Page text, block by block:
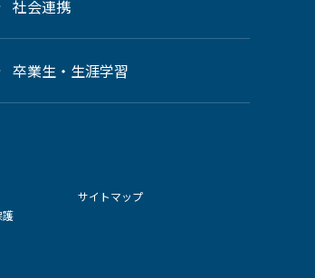
社会連携
卒業生・生涯学習
護
サイトマップ